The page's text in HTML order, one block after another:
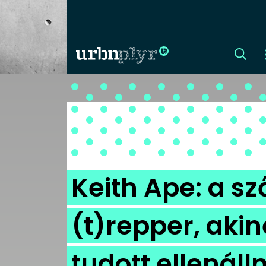
CÍMLAP
DIZÁJN
DIVAT
HIP
KULT
Keith Ape: a
(t)repper,